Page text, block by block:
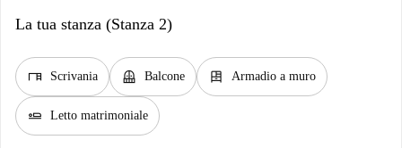
La tua stanza (Stanza 2)
desk Scrivania balcony Balcone dresser Armadio a muro
airline_seat_flat Letto matrimoniale